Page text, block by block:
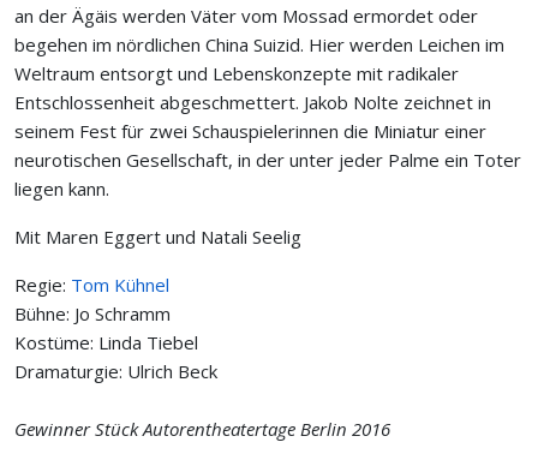
an der Ägäis werden Väter vom Mossad ermordet oder
begehen im nördlichen China Suizid. Hier werden Leichen im
Weltraum entsorgt und Lebenskonzepte mit radikaler
Entschlossen­heit abgeschmettert. Jakob Nolte zeichnet in
seinem Fest für zwei Schauspielerinnen die Miniatur einer
neurotischen Gesellschaft, in der unter jeder Palme ein Toter
liegen kann.
Mit Maren Eggert und Natali Seelig
Regie: Tom Kühnel
Bühne: Jo Schramm
Kostüme: Linda Tiebel
Dramaturgie: Ulrich Beck
Gewinner Stück Autorentheatertage Berlin 2016